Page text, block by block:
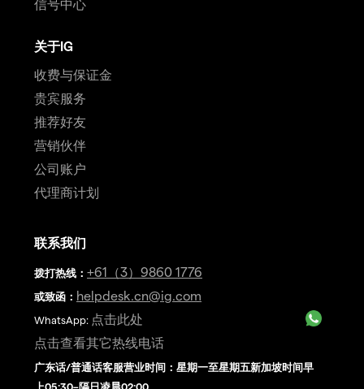
信号中心
关于IG
收费与保证金
贵宾服务
推荐好友
营销伙伴
公司账户
代理商计划
联系我们
拨打热线 ： +61（3）9860 1776
或致函： helpdesk.cn@ig.com
WhatsApp: 点击此处
点击查看其它热线电话
广东话/普通话客服营业时间：星期一至星期五新加坡时间早
上05:30–隔日凌晨02:00